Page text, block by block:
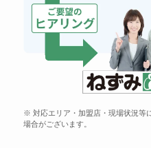
※ 対応エリア・加盟店・現場状況等
場合がございます。